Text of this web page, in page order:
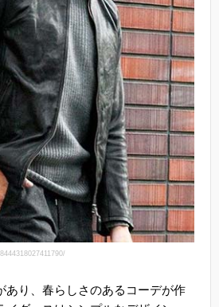
あり、春らしさのあるコーデが作